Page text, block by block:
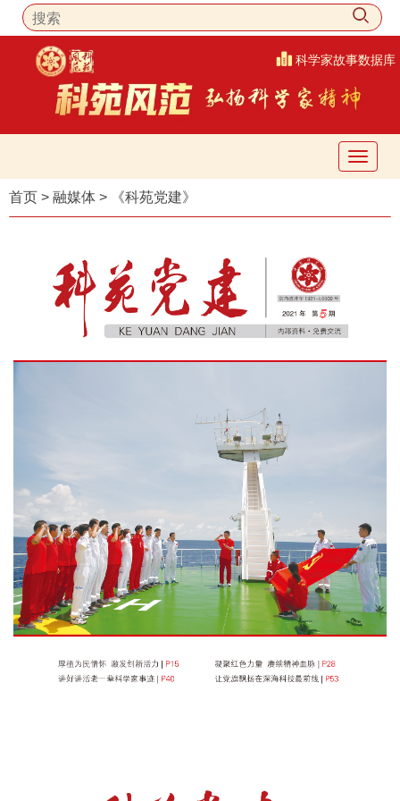
科学家故事数据库
首页 > 融媒体 > 《科苑党建》